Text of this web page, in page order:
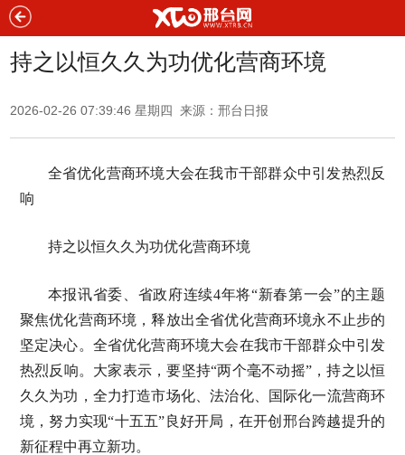
持之以恒久久为功优化营商环境
2026-02-26 07:39:46 星期四 来源：邢台日报
全省优化营商环境大会在我市干部群众中引发热烈反
响
持之以恒久久为功优化营商环境
本报讯省委、省政府连续4年将“新春第一会”的主题
聚焦优化营商环境，释放出全省优化营商环境永不止步的
坚定决心。全省优化营商环境大会在我市干部群众中引发
热烈反响。大家表示，要坚持“两个毫不动摇”，持之以恒
久久为功，全力打造市场化、法治化、国际化一流营商环
境，努力实现“十五五”良好开局，在开创邢台跨越提升的
新征程中再立新功。